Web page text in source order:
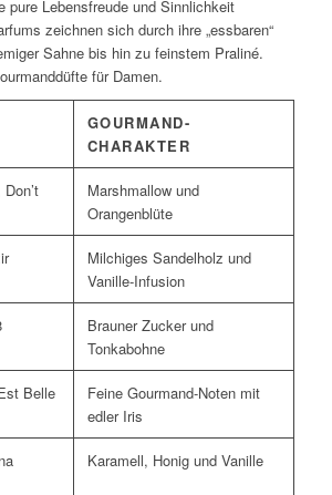
pure Lebensfreude und Sinnlichkeit
zeichnen sich durch ihre „essbaren“
Sahne bis hin zu feinstem Praliné.
für Damen.
GOURMAND-
CHARAKTER
Marshmallow und
Orangenblüte
Milchiges Sandelholz und
Vanille-Infusion
Brauner Zucker und
Tonkabohne
Belle
Feine Gourmand-Noten mit
edler Iris
Karamell, Honig und Vanille